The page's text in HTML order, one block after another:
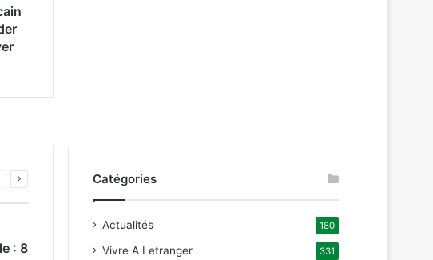
Civitavecchia et Annaba
obtient l’annulation de
Page
: 8
Catégories
Actualités 180
Vivre A Letranger 331